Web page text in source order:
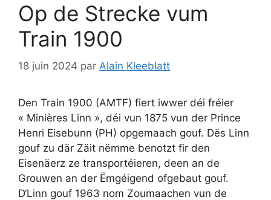
Op de Strecke vum
Train 1900
18 juin 2024 par Alain Kleeblatt
Den Train 1900 (AMTF) fiert iwwer déi fréier
« Minières Linn », déi vun 1875 vun der Prince
Henri Eisebunn (PH) opgemaach gouf. Dës Linn
gouf zu där Zäit nëmme benotzt fir den
Eisenäerz ze transportéieren, deen an de
Grouwen an der Ëmgéigend ofgebaut gouf.
D‘Linn gouf 1963 nom Zoumaachen vun de